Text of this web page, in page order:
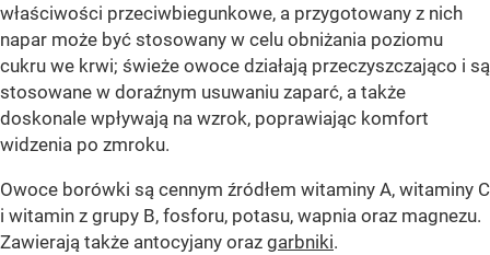
właściwości przeciwbiegunkowe, a przygotowany z nich
napar może być stosowany w celu obniżania poziomu
cukru we krwi; świeże owoce działają przeczyszczająco i są
stosowane w doraźnym usuwaniu zaparć, a także
doskonale wpływają na wzrok, poprawiając komfort
widzenia po zmroku.
Owoce borówki są cennym źródłem witaminy A, witaminy C
i witamin z grupy B, fosforu, potasu, wapnia oraz magnezu.
Zawierają także antocyjany oraz garbniki.